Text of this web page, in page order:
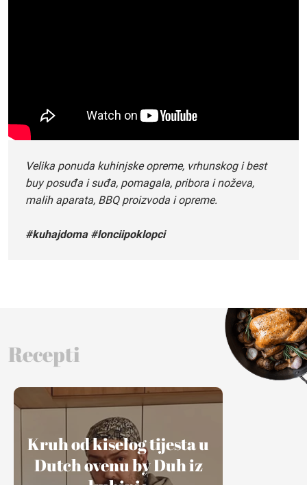
Velika ponuda kuhinjske opreme, vrhunskog i best
buy posuđa i suđa, pomagala, pribora i noževa,
malih aparata, BBQ proizvoda i opreme.
#kuhajdoma #lonciipoklopci
Recepti
Kruh od kiselog tijesta u
Dutch ovenu by Duh iz